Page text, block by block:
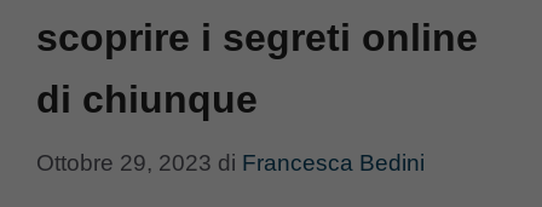
scoprire i segreti online
di chiunque
Ottobre 29, 2023 di Francesca Bedini